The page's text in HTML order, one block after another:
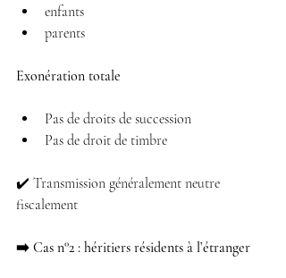
enfants
parents
Exonération totale
Pas de droits de succession
Pas de droit de timbre
✔️ Transmission généralement neutre
fiscalement
➡️ Cas n°2 : héritiers résidents à l’étranger